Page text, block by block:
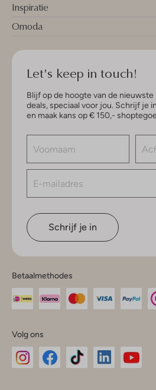
Inspiratie
Omoda
Let's keep in touch!
Blijf op de hoogte van de
deals, speciaal voor jou. Schrijf je
en maak kans op € 150,-
Schrijf je in
Betaalmethodes
Volg ons